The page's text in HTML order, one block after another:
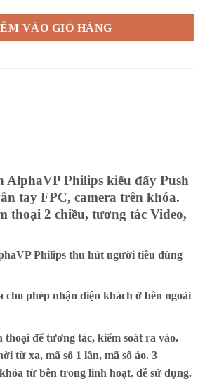
VÀO GIỎ HÀNG
AlphaVP Philips kiểu đẩy Push
tay FPC, camera trên khóa.
thoại 2 chiều, tương tác Video,
Philips thu hút người tiêu dùng
cho phép nhận diện khách ở bên ngoài
thoại để tương tác, kiểm soát ra vào.
từ xa, mã số 1 lần, mã số ảo. 3
từ bên trong linh hoạt, dễ sử dụng.